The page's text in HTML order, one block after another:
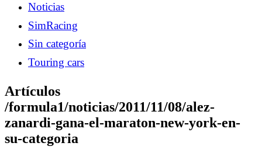
Noticias
SimRacing
Sin categoría
Touring cars
Artículos
/formula1/noticias/2011/11/08/alez-
zanardi-gana-el-maraton-new-york-en-
su-categoria